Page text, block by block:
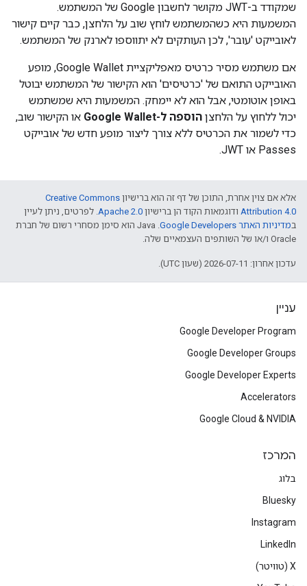
שמקודד ב-JWT מקושר לחשבון Google של המשתמש.
המשמעות היא כשהמשתמש לוחץ שוב על הלחצן, כבר קיים קישור
לאובייקט 'עובר', לכן העותקים לא יתווספו לארנק של המשתמש.
אם משתמש מסיר כרטיס מאפליקציית Google Wallet, מופע
האובייקט התואם של 'כרטיסים' הוא הקישור של המשתמש יבוטל
באופן אוטומטי, אבל הוא לא יימחק. המשמעות היא שמשתמש
יכול ללחוץ על הלחצן הוספה ל-Google Wallet
או הקישור שוב,
כדי לשמור את הכרטיס ללא צורך ליצור מופע חדש של אובייקט
Passes או JWT.
אלא אם צוין אחרת, התוכן של דף זה הוא ברישיון Creative Commons
Attribution 4.0 ודוגמאות הקוד הן ברישיון Apache 2.0. לפרטים, ניתן לעיין
במדיניות האתר Google Developers‏
.‏ Java הוא סימן מסחרי רשום של חברת
Oracle ו/או של השותפים העצמאיים שלה.
עדכון אחרון: 2026-07-11 (שעון UTC).
עניין
Google Developer Program
Google Developer Groups
Google Developer Experts
Accelerators
Google Cloud & NVIDIA
המרכז
בלוג
Bluesky
Instagram
LinkedIn
‫X (טוויטר)